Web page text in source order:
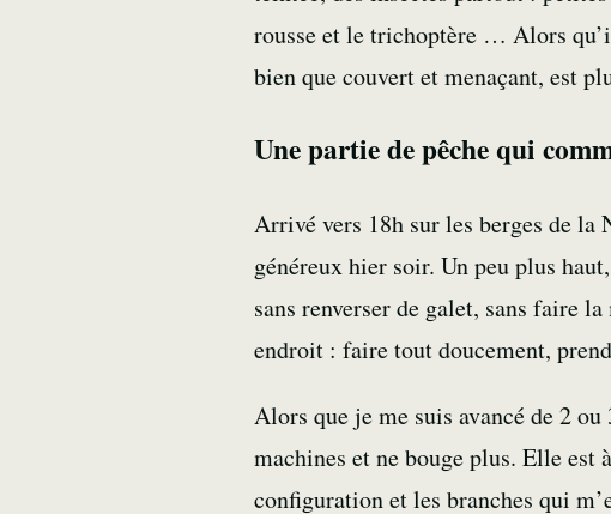
rousse et letrichoptère … Alors
bien que couvert et menaçant, est
Une partie de pêche qui
Arrivé vers 18h sur les berges de la
généreux hier soir. Un peu plus
sans renverser de galet, sans faire
endroit : faire tout doucement,
Alors que je me suis avancé de 2
machines et ne bouge plus. Elle
configuration et les branches qui